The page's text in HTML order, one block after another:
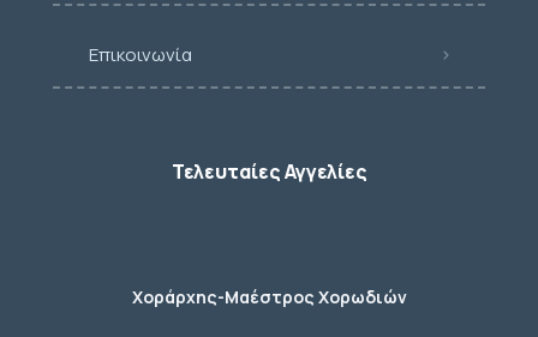
Επικοινωνία
Τελευταίες Αγγελίες
Χοράρχης-Μαέστρος Χορωδιών